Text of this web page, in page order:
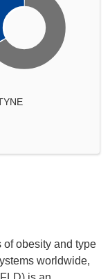
obesity and type
worldwide,